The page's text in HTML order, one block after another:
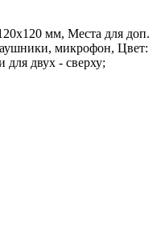
мм, Места для доп.
микрофон, Цвет:
двух - сверху;